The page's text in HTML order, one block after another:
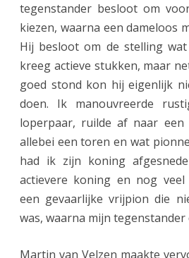
tegenstander besloot om
kiezen, waarna een dameloos
Hij besloot om de stelling
kreeg actieve stukken, maar
goed stond kon hij eigenlijk
doen. Ik manouvreerde
loperpaar, ruilde af naar een
allebei een toren en wat
had ik zijn koning
actievere koning en nog
een gevaarlijke vrijpion die
was, waarna mijn tegenstander
Martin van Velzen maakte